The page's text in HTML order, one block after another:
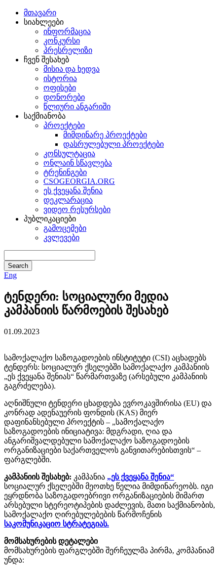
მთავარი
სიახლეები
ინფორმაცია
კონკურსი
პრესრელიზი
ჩვენ შესახებ
მისია და ხედვა
ისტორია
ოფისები
დონორები
წლიური ანგარიში
საქმიანობა
პროექტები
მიმდინარე პროექტები
დასრულებული პროექტები
კონსულტაცია
ონლაინ სწავლება
ტრენინგები
CSOGEORGIA.ORG
ეს ქვეყანა შენია
დეკლარაცია
ვიდეო რესურსები
პუბლიკაციები
გამოცემები
კვლევები
Eng
ტენდერი: სოციალური მედია
კამპანიის წარმოების შესახებ
01.09.2023
სამოქალაქო საზოგადოების ინსტიტუტი (CSI) აცხადებს
ტენდერს: სოციალურ ქსელებში სამოქალაქო კამპანიის
„ეს ქვეყანა შენიას“ წარმართვაზე (არსებული კამპანიის
გაგრძელება).
აღნიშნული ტენდერი ცხადდება ევროკავშირისა (EU) და
კონრად ადენაუერის ფონდის (KAS) მიერ
დაფინანსებული პროექტის – „სამოქალაქო
საზოგადოების ინიციატივა: მდგრადი, ღია და
ანგარიშვალდებული სამოქალაქო საზოგადოების
ორგანიზაციები საქართველოს განვითარებისთვის“ –
ფარგლებში.
კამპანიის შესახებ: კამპანია „ეს ქვეყანა შენია“
სოციალურ ქსელებში მეოთხე წელია მიმდინარეობს. იგი
ეყრდნობა საზოგადოებრივი ორგანიზაციების მიმართ
არსებული სტერეოტიპების დაძლევის, მათი საქმიანობის,
სამოქალაქო ღირებულებების წარმოჩენის
საკომუნიკაციო სტრატეგიას.
მომსახურების დეტალები
მომსახურების ფარგლებში შერჩეულმა პირმა, კომპანიამ
უნდა: